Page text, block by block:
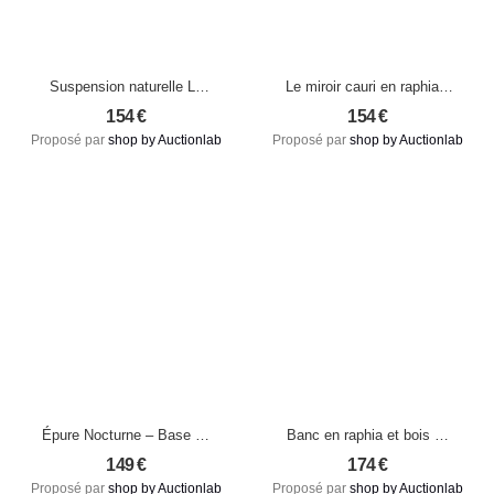
Suspension naturelle Le
Chapeau – Tressage en
rotin organique Ø75 cm
(pièce neuve)
154€
Proposé par shop by Auctionlab
Le miroir cauri en raphia –
Blanc naturel
154€
Proposé par shop by Auctionlab
Épure Nocturne – Base de
lampe moderne en faïence
noire mate
149€
Proposé par shop by Auctionlab
Banc en raphia et bois de
teck – Fabrication
artisanale sur commande
174€
Proposé par shop by Auctionlab